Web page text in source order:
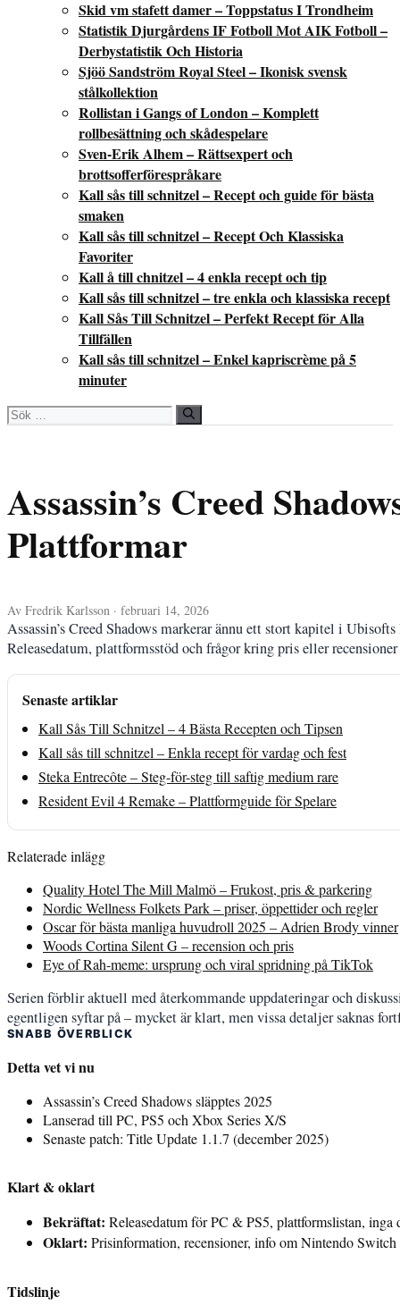
Skid vm stafett damer – Toppstatus I Trondheim
Statistik Djurgårdens IF Fotboll Mot AIK Fotboll –
Derbystatistik Och Historia
Sjöö Sandström Royal Steel – Ikonisk svensk
stålkollektion
Rollistan i Gangs of London – Komplett
rollbesättning och skådespelare
Sven-Erik Alhem – Rättsexpert och
brottsofferförespråkare
Kall sås till schnitzel – Recept och guide för bästa
smaken
Kall sås till schnitzel – Recept Och Klassiska
Favoriter
Kall å till chnitzel – 4 enkla recept och tip
Kall sås till schnitzel – tre enkla och klassiska recept
Kall Sås Till Schnitzel – Perfekt Recept för Alla
Tillfällen
Kall sås till schnitzel – Enkel kapriscrème på 5
minuter
Sök
efter:
Assassin’s Creed
Plattformar
Av Fredrik Karlsson · februari 14, 2026
Assassin’s Creed Shadows markerar ännu ett stort kapitel i
Releasedatum, plattformsstöd och frågor kring pris eller
Senaste artiklar
Kall Sås Till Schnitzel – 4 Bästa Recepten och Tipsen
Kall sås till schnitzel – Enkla recept för vardag och fest
Steka Entrecôte – Steg-för-steg till saftig medium rare
Resident Evil 4 Remake – Plattformguide för Spelare
Relaterade inlägg
Quality Hotel The Mill Malmö – Frukost, pris & parkering
Nordic Wellness Folkets Park – priser, öppettider och regler
Oscar för bästa manliga huvudroll 2025 – Adrien Brody vinner
Woods Cortina Silent G – recension och pris
Eye of Rah-meme: ursprung och viral spridning på TikTok
Serien förblir aktuell med återkommande uppdateringar och
egentligen syftar på – mycket är klart, men vissa detaljer saknas
SNABB ÖVERBLICK
Detta vet vi nu
Assassin’s Creed Shadows släpptes 2025
Lanserad till PC, PS5 och Xbox Series X/S
Senaste patch: Title Update 1.1.7 (december 2025)
Klart & oklart
Bekräftat: Releasedatum för PC & PS5, plattformslistan, inga
Oklart: Prisinformation, recensioner, info om Nintendo Switch
Tidslinje